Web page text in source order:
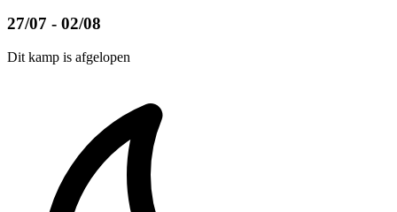
27/07 - 02/08
Dit kamp is afgelopen